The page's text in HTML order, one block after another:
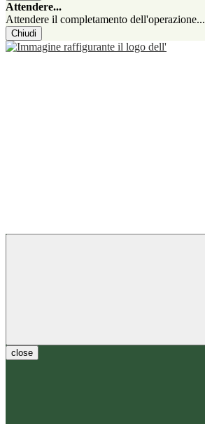
Attendere...
Attendere il completamento dell'operazione...
Chiudi
close